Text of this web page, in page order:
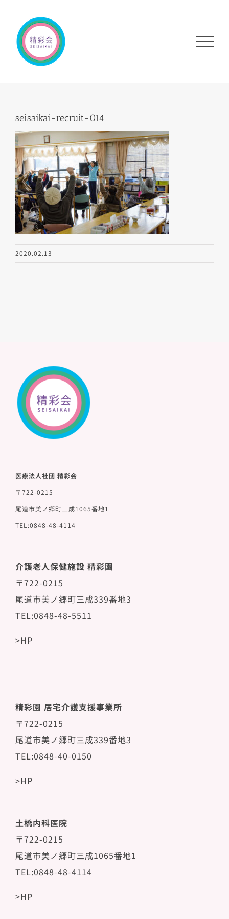
content
seisaikai-recruit-014
2020.02.13
医療法人社団 精彩会
〒722-0215
尾道市美ノ郷町三成1065番地1
TEL:0848-48-4114
介護老人保健施設 精彩園
〒722-0215
尾道市美ノ郷町三成339番地3
TEL:0848-48-5511
>HP
精彩園 居宅介護支援事業所
〒722-0215
尾道市美ノ郷町三成339番地3
TEL:0848-40-0150
>HP
土橋内科医院
〒722-0215
尾道市美ノ郷町三成1065番地1
TEL:0848-48-4114
>HP